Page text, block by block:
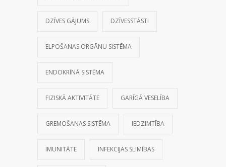
DZĪVES GĀJUMS DZĪVESSTĀSTI
ELPOŠANAS ORGĀNU SISTĒMA
ENDOKRĪNĀ SISTĒMA
FIZISKĀ AKTIVITĀTE GARĪGĀ VESELĪBA
GREMOŠANAS SISTĒMA IEDZIMTĪBA
IMUNITĀTE INFEKCIJAS SLIMĪBAS